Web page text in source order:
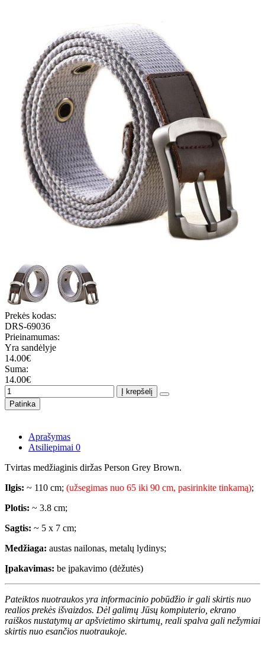
Prekės kodas:
DRS-69036
Prieinamumas:
Yra sandėlyje
14.00€
Suma:
14.00€
Į krepšelį
Patinka
Aprašymas
Atsiliepimai 0
Tvirtas medžiaginis diržas Person Grey Brown.
Ilgis: ~ 110 cm; (užsegimas nuo 65 iki 90 cm, pasirinkite tinkamą);
Plotis: ~ 3.8 cm;
Sagtis: ~ 5 x 7 cm;
Medžiaga: austas nailonas, metalų lydinys;
Įpakavimas: be įpakavimo (dėžutės)
Pateiktos nuotraukos yra informacinio pobūdžio ir gali skirtis nuo
realios prekės išvaizdos. Dėl galimų Jūsų kompiuterio, ekrano
raiškos nustatymų ar apšvietimo skirtumų, reali spalva gali nežymiai
skirtis nuo esančios nuotraukoje.